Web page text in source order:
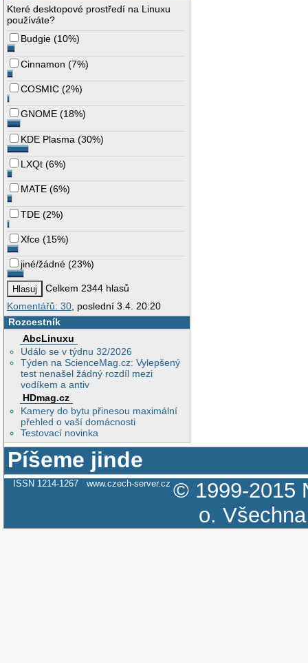
Které desktopové prostředí na Linuxu
používáte?
Budgie (10%)
Cinnamon (7%)
COSMIC (2%)
GNOME (18%)
KDE Plasma (30%)
LXQt (6%)
MATE (6%)
TDE (2%)
Xfce (15%)
jiné/žádné (23%)
Celkem 2344 hlasů
Komentářů: 30 , poslední 3.4. 20:20
Rozcestník
AbcLinuxu
Událo se v týdnu 32/2026
Týden na ScienceMag.cz: Vylepšený
test nenašel žádný rozdíl mezi
vodíkem a antiv
HDmag.cz
Kamery do bytu přinesou maximální
přehled o vaší domácnosti
Testovací novinka
Píšeme jinde
ISSN 1214-1267 www.czech-server.cz © 1999-2015
o.